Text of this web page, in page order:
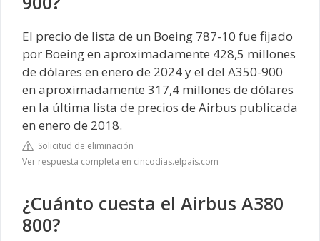
El precio de lista de un Boeing 787-10 fue fijado
por Boeing en aproximadamente 428,5 millones
de dólares en enero de 2024 y el del A350-900
en aproximadamente 317,4 millones de dólares
en la última lista de precios de Airbus publicada
en enero de 2018.
Solicitud de eliminación
Ver respuesta completa en cincodias.elpais.com
¿Cuánto cuesta el Airbus A380
800?